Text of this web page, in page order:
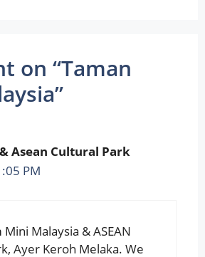
on “Taman
Asean Cultural Park
PM
Mini Malaysia & ASEAN
Ayer Keroh Melaka. We